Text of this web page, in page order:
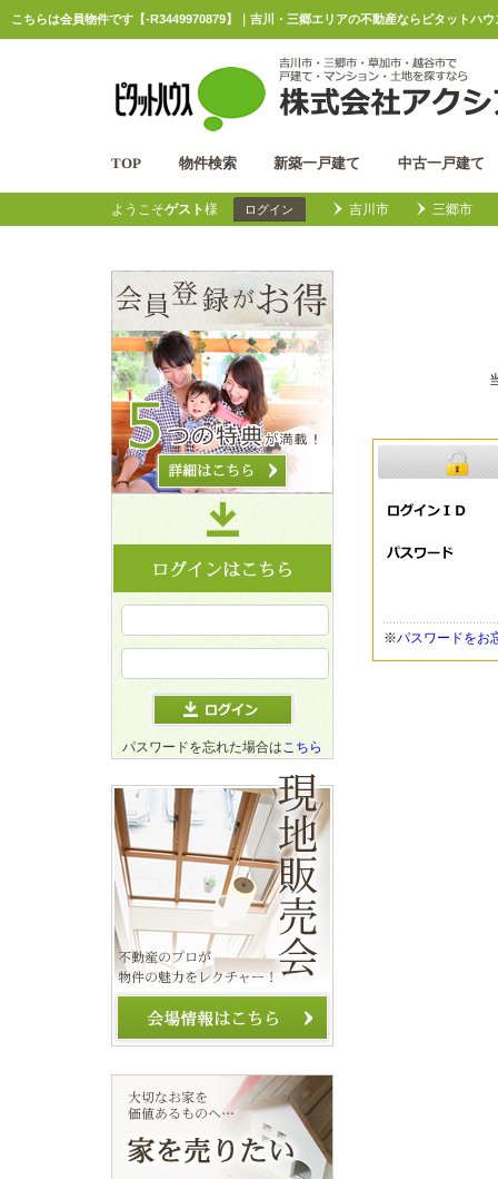
こちらは会員物件です【-R3449970879】｜吉川・三郷エリアの不動産ならピタットハ
TOP 物件検索 新築一戸建て 中古一戸建て
ようこそゲスト様 ログイン 吉川市 三郷市
※パスワードをお
パスワードを忘れた場合はこちら